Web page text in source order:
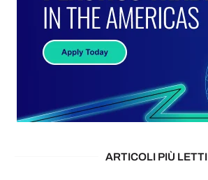
ARTICOLI PIÙ LETTI